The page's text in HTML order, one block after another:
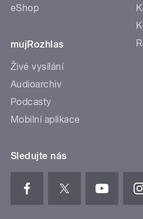
eShop
mujRozhlas
Živé vysílání
Audioarchiv
Podcasty
Mobilní aplikace
Sledujte nás